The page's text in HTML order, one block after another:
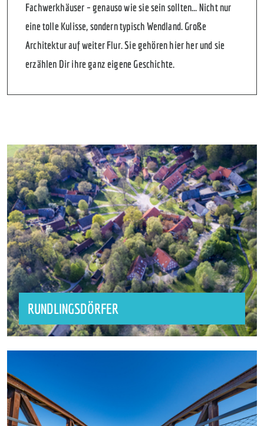
Fachwerkhäuser – genauso wie sie sein sollten... Nicht nur
eine tolle Kulisse, sondern typisch Wendland. Große
Architektur auf weiter Flur. Sie gehören hier her und sie
erzählen Dir ihre ganz eigene Geschichte.
RUNDLINGSDÖRFER